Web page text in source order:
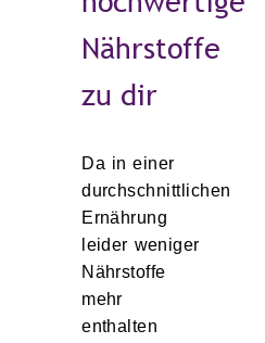
Nährstoffe
zu dir
Da in einer
durchschnittlichen
Ernährung
leider weniger
Nährstoffe
mehr
enthalten